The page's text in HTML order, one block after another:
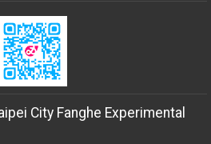
City Fanghe Experimental